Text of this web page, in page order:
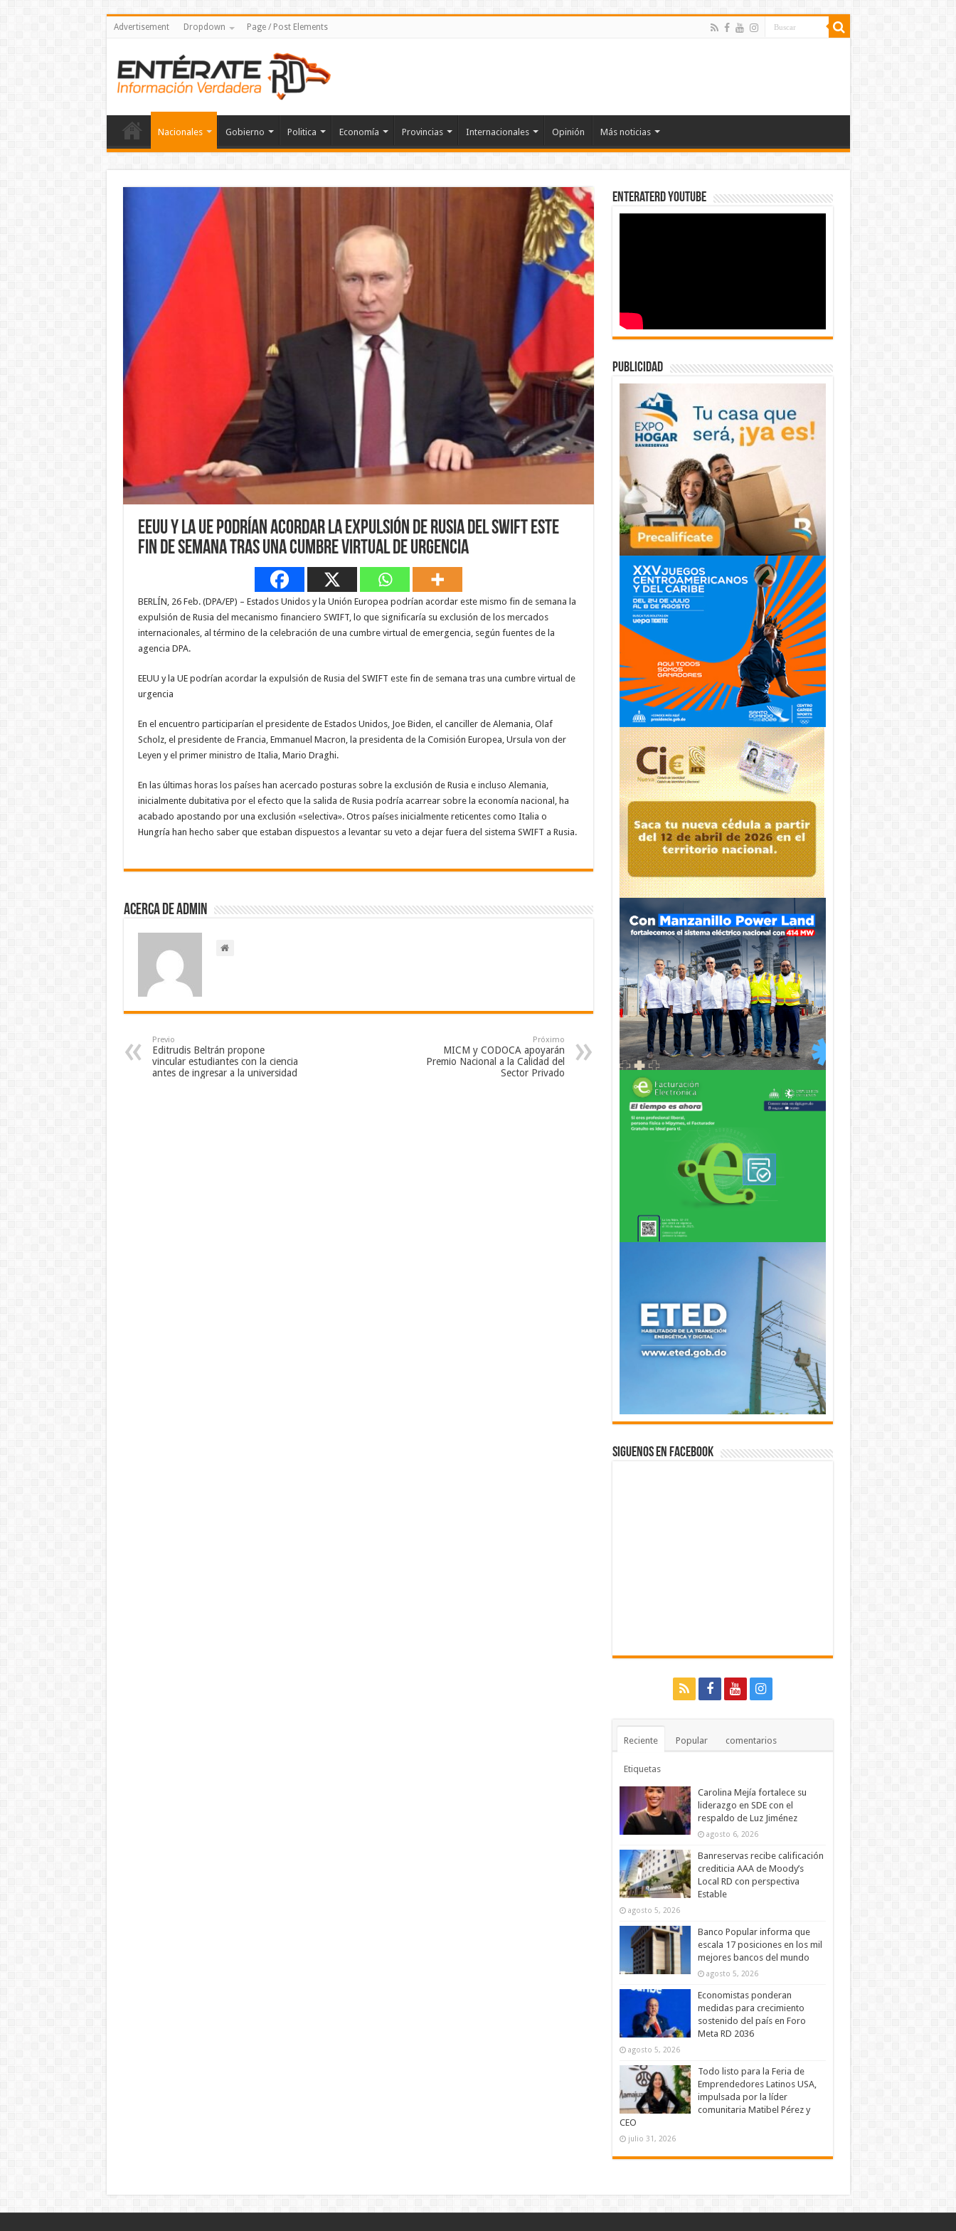
Advertisement Dropdown Page / Post Elements
Nacionales Gobierno Politica Economía Provincias Internacionales Opinión Más noticias
EEUU y la UE podrían acordar la expulsión de Rusia del SWIFT este
fin de semana tras una cumbre virtual de urgencia
BERLÍN, 26 Feb. (DPA/EP) – Estados Unidos y la Unión Europea podrían acordar este mismo fin de semana la
expulsión de Rusia del mecanismo financiero SWIFT, lo que significaría su exclusión de los mercados
internacionales, al término de la celebración de una cumbre virtual de emergencia, según fuentes de la
agencia DPA.
EEUU y la UE podrían acordar la expulsión de Rusia del SWIFT este fin de semana tras una cumbre virtual de
urgencia
En el encuentro participarían el presidente de Estados Unidos, Joe Biden, el canciller de Alemania, Olaf
Scholz, el presidente de Francia, Emmanuel Macron, la presidenta de la Comisión Europea, Ursula von der
Leyen y el primer ministro de Italia, Mario Draghi.
En las últimas horas los países han acercado posturas sobre la exclusión de Rusia e incluso Alemania,
inicialmente dubitativa por el efecto que la salida de Rusia podría acarrear sobre la economía nacional, ha
acabado apostando por una exclusión «selectiva». Otros países inicialmente reticentes como Italia o
Hungría han hecho saber que estaban dispuestos a levantar su veto a dejar fuera del sistema SWIFT a Rusia.
Acerca de admin
Previo
Editrudis Beltrán propone
vincular estudiantes con la ciencia
antes de ingresar a la universidad
Próximo
MICM y CODOCA apoyarán
Premio Nacional a la Calidad del
Sector Privado
EnterateRD YOUTUBE
publicidad
Siguenos en Facebook
Reciente Popular comentarios
Etiquetas
Carolina Mejía fortalece su
liderazgo en SDE con el
respaldo de Luz Jiménez
agosto 6, 2026
Banreservas recibe calificación
crediticia AAA de Moody’s
Local RD con perspectiva
Estable
agosto 5, 2026
Banco Popular informa que
escala 17 posiciones en los mil
mejores bancos del mundo
agosto 5, 2026
Economistas ponderan
medidas para crecimiento
sostenido del país en Foro
Meta RD 2036
agosto 5, 2026
Todo listo para la Feria de
Emprendedores Latinos USA,
impulsada por la líder
comunitaria Matibel Pérez y
CEO
julio 31, 2026